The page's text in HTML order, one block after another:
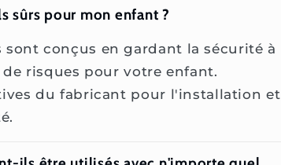
sûrs pour mon enfant ?
sont conçus en gardant la sécurité à
risques pour votre enfant.
du fabricant pour l'installation et